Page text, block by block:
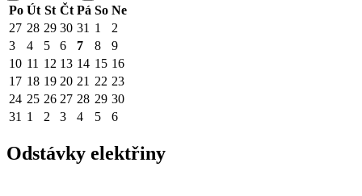
Po Út St Čt Pá So Ne
27 28 29 30 31 1
2
3
4 5 6 7 8
9
10 11 12 13 14 15 16
17 18 19 20 21 22 23
24 25 26 27 28 29 30
31 1 2 3 4 5 6
Odstávky elektřiny